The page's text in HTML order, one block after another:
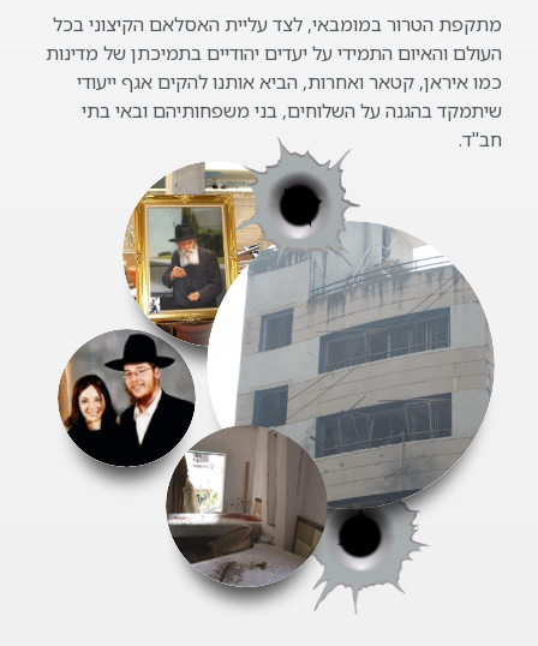
מתקפת הטרור במומבאי, לצד עליית האסלאם הקיצוני בכל
העולם והאיום התמידי על יעדים יהודיים בתמיכתן של מדינות
כמו איראן, קטאר ואחרות, הביא אותנו להקים אגף ייעודי
שיתמקד בהגנה על השלוחים, בני משפחותיהם ובאי בתי
חב"ד.